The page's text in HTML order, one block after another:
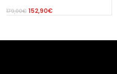
179,00€ 152,90€